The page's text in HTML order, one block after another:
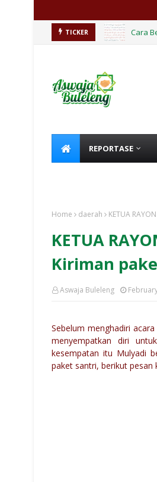
TICKER Cara
REPORTASE
Home daerah KETUA
KETUA
Kiriman
Aswaja Buleleng
Sebelum menghadiri
menyempatkan diri
kesempatan itu Mulyadi
paket santri, berikut pesan